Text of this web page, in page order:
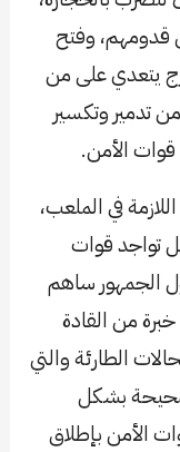
قدومهم، وفتح
يتعدي على من
تدمير وتكسير
الأمن.
في الملعب،
تواجد قوات
الجمهور ساهم
من القادة
الطارئة والتي
بشكل
الأمن بإطلاق